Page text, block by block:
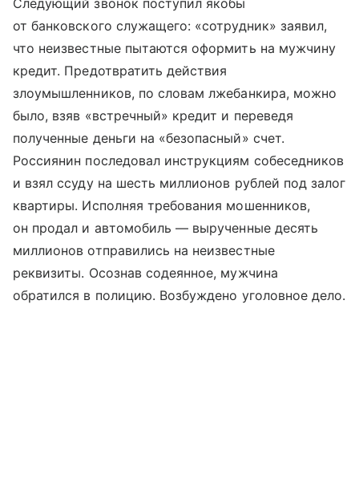
Следующий звонок поступил якобы
от банковского служащего: «сотрудник» заявил,
что неизвестные пытаются оформить на мужчину
кредит. Предотвратить действия
злоумышленников, по словам лжебанкира, можно
было, взяв «встречный» кредит и переведя
полученные деньги на «безопасный» счет.
Россиянин последовал инструкциям собеседников
и взял ссуду на шесть миллионов рублей под залог
квартиры. Исполняя требования мошенников,
он продал и автомобиль — вырученные десять
миллионов отправились на неизвестные
реквизиты. Осознав содеянное, мужчина
обратился в полицию. Возбуждено уголовное дело.